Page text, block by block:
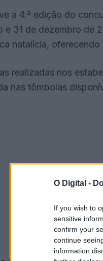
O Digital -
If you wish to
sensitive
confirm your
continue
information
a 4.ª edição do
e 31 de dezembro de
natalícia,
realizadas nos
nas tômbolas